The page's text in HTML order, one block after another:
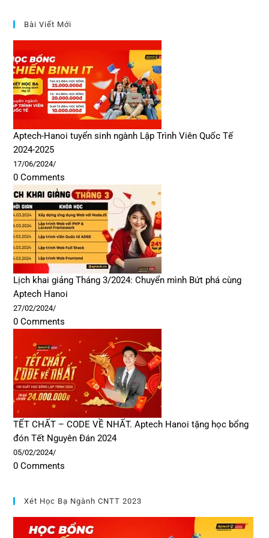
Bài Viết Mới
Aptech-Hanoi tuyển sinh ngành Lập Trình Viên Quốc Tế
2024-2025
17/06/2024/
0 Comments
Lịch khai giảng Tháng 3/2024: Chuyển mình Bứt phá cùng
Aptech Hanoi
27/02/2024/
0 Comments
TẾT CHẤT – CODE VỀ NHẤT. Aptech Hanoi tặng học bổng
đón Tết Nguyên Đán 2024
05/02/2024/
0 Comments
Xét Học Bạ Ngành CNTT 2023